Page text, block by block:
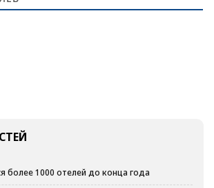
более 1000 отелей до конца года